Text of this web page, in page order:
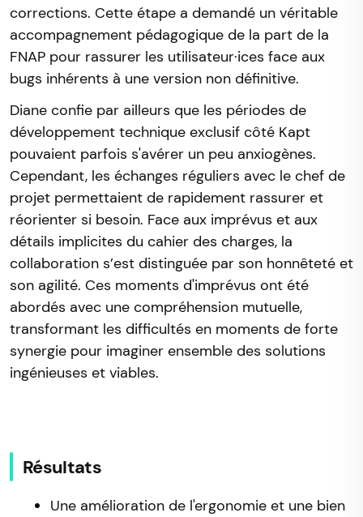
corrections. Cette étape a demandé un véritable
accompagnement pédagogique de la part de la
FNAP pour rassurer les utilisateur·ices face aux
bugs inhérents à une version non définitive.
Diane confie par ailleurs que les périodes de
développement technique exclusif côté Kapt
pouvaient parfois s'avérer un peu anxiogènes.
Cependant, les échanges réguliers avec le chef de
projet permettaient de rapidement rassurer et
réorienter si besoin. Face aux imprévus et aux
détails implicites du cahier des charges, la
collaboration s’est distinguée par son honnêteté et
son agilité. Ces moments d'imprévus ont été
abordés avec une compréhension mutuelle,
transformant les difficultés en moments de forte
synergie pour imaginer ensemble des solutions
ingénieuses et viables.
Résultats
Une amélioration de l'ergonomie et une bien